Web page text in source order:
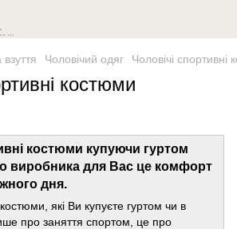
Чоловічий одяг Чоловічі спортивні
костюми
костюми купуючи гуртом
виробника для Вас це комфорт
дня.
костюми, які Ви купуєте гуртом чи в
про заняття спортом, це про